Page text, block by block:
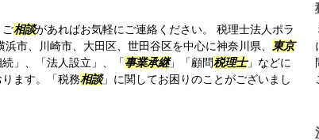
ご相談があればお気軽にご連絡ください。 税理士法人ポラ
市、川崎市、大田区、世田谷区を中心に神奈川県、
東京
」、「法人設立」、「事業承継」「顧問税理士」などに
ます。「税務相談」に関してお困りのことがございまし